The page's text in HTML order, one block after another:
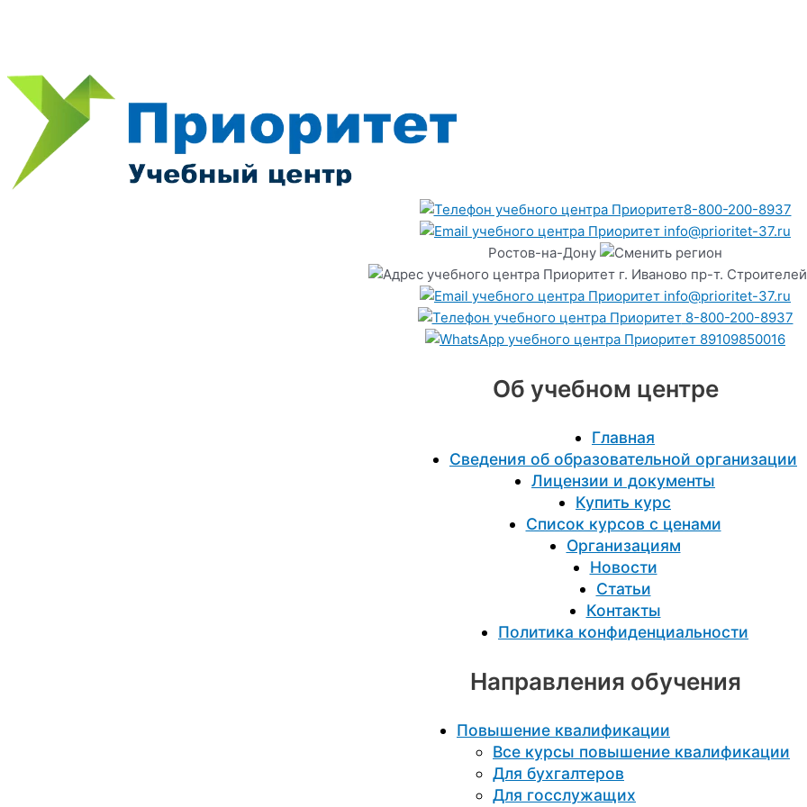
8-800-200-8937
info@prioritet-37.ru
Ростов-на-Дону
г. Иваново пр-т.
info@prioritet-37.ru
8-800-200-8937
89109850016
Об учебном центре
Главная
Сведения об образовательной организации
Лицензии и документы
Купить курс
Список курсов с ценами
Организациям
Новости
Статьи
Контакты
Политика конфиденциальности
Направления обучения
Повышение квалификации
Все курсы повышение квалификации
Для бухгалтеров
Для госслужащих